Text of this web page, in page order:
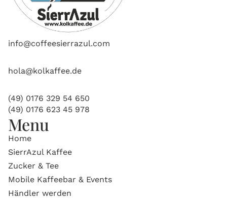
info@coffeesierrazul.com
hola@kolkaffee.de
(49) 0176 329 54 650
(49) 0176 623 45 978
Menu
Home
SierrAzul Kaffee
Zucker & Tee
Mobile Kaffeebar & Events
Händler werden